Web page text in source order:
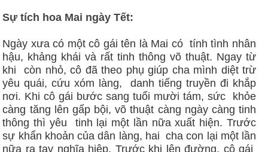
Sự tích hoa Mai ngày Tết:
Ngày xưa có một cô gái tên là Mai có tính tình nhân
hậu, khảng khái và rất tinh thông võ thuật. Ngay từ
khi còn nhỏ, cô đã theo phụ giúp cha mình diệt trừ
yêu quái, cứu xóm làng, danh tiếng truyền đi khắp
nơi. Khi cô gái bước sang tuổi mười tám, sức khỏe
càng tăng lên gấp bội, võ thuật càng ngày càng tinh
thông thì yêu tinh lại một lần nữa xuất hiện. Trước
sự khẩn khoản của dân làng, hai cha con lại một lần
nữa ra tay nghĩa hiệp. Trước khi lên đường, cô gái